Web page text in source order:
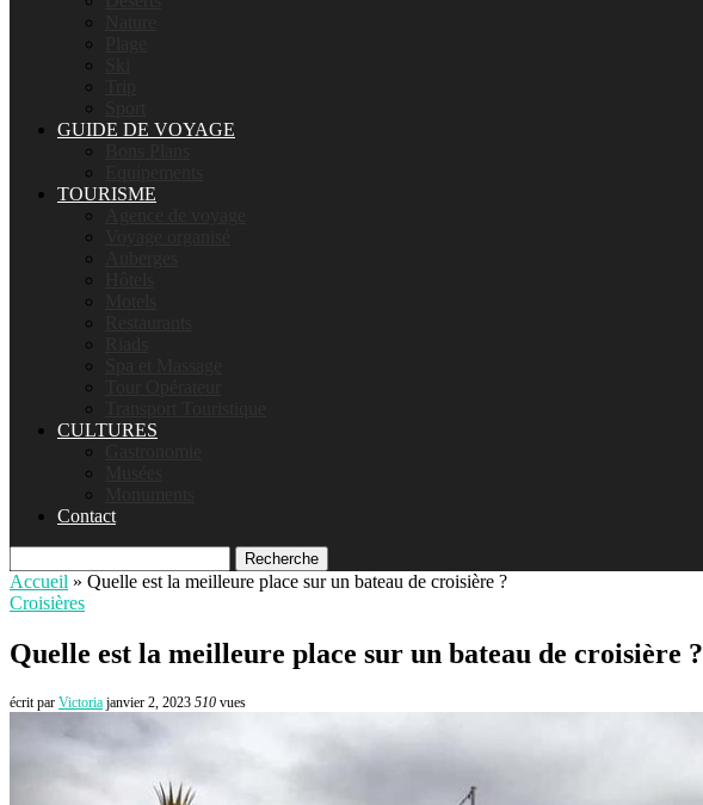
GUIDE DE VOYAGE
TOURISME
CULTURES
Contact
Recherche
Accueil » Quelle est la meilleure place sur un bateau de croisière ?
Croisières
Quelle est la meilleure place sur un bateau de croisière ?
écrit par Victoria janvier 2, 2023 510 vues